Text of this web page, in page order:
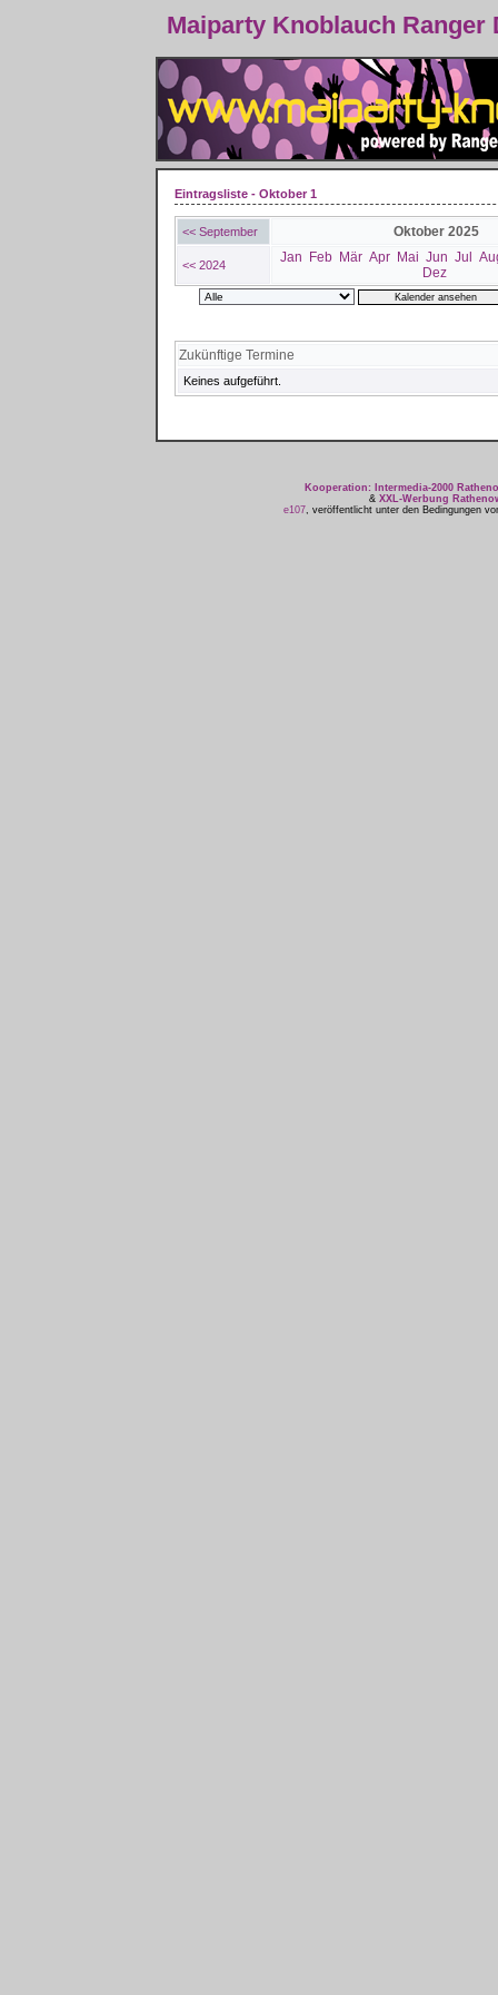
Maiparty Knoblauch Ranger
Eintragsliste - Oktober 1
<< September Oktober 2025
<< 2024 Jan Feb Mär Apr Mai Jun Jul
Dez
Zukünftige Termine
Keines aufgeführt.
Kooperation: Intermedia-2000
& XXL-Werbung
e107, veröffentlicht unter den Bedingungen